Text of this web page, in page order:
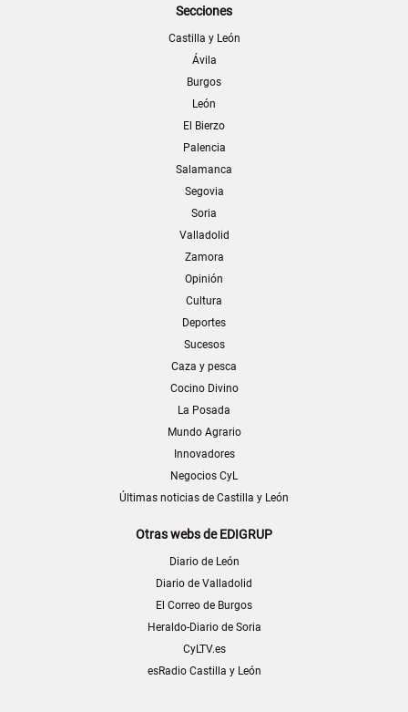
Secciones
Castilla y León
Ávila
Burgos
León
El Bierzo
Palencia
Salamanca
Segovia
Soria
Valladolid
Zamora
Opinión
Cultura
Deportes
Sucesos
Caza y pesca
Cocino Divino
La Posada
Mundo Agrario
Innovadores
Negocios CyL
Últimas noticias de Castilla y León
Otras webs de EDIGRUP
Diario de León
Diario de Valladolid
El Correo de Burgos
Heraldo-Diario de Soria
CyLTV.es
esRadio Castilla y León